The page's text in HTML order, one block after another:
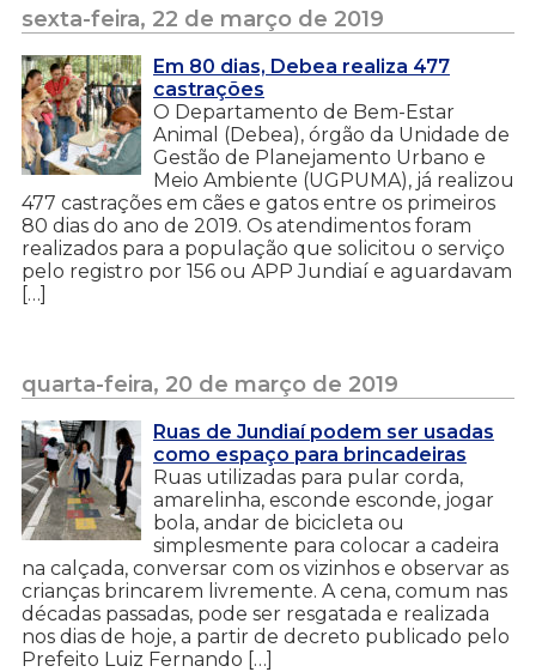
sexta-feira, 22 de março de 2019
Em 80 dias, Debea realiza 477
castrações
O Departamento de Bem-Estar
Animal (Debea), órgão da Unidade de
Gestão de Planejamento Urbano e
Meio Ambiente (UGPUMA), já realizou
477 castrações em cães e gatos entre os primeiros
80 dias do ano de 2019. Os atendimentos foram
realizados para a população que solicitou o serviço
pelo registro por 156 ou APP Jundiaí e aguardavam
[…]
quarta-feira, 20 de março de 2019
Ruas de Jundiaí podem ser usadas
como espaço para brincadeiras
Ruas utilizadas para pular corda,
amarelinha, esconde esconde, jogar
bola, andar de bicicleta ou
simplesmente para colocar a cadeira
na calçada, conversar com os vizinhos e observar as
crianças brincarem livremente. A cena, comum nas
décadas passadas, pode ser resgatada e realizada
nos dias de hoje, a partir de decreto publicado pelo
Prefeito Luiz Fernando […]